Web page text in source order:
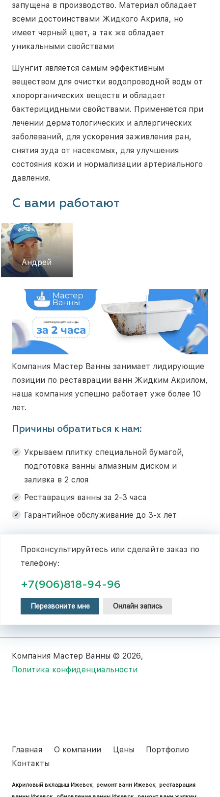
запущена в производство. Материал обладает
всеми достоинствами Жидкого Акрила, но
имеет черный цвет, а так же обладает
уникальными свойствами
Шунгит является самым эффективным
веществом для очистки водопроводной воды от
хлорорганических веществ и обладает
бактерицидными свойствами. Применяется при
лечении дерматологических и аллергических
заболеваний, для ускорения заживления ран,
снятия зуда от насекомых, для улучшения
состояния кожи и нормализации артериального
давления.
С вами работают
Андрей
Компания Мастер Ванны занимает лидирующие
позиции по реставрации ванн Жидким Акрилом,
наша компания успешно работает уже более 10
лет.
Причины обратиться к нам:
Укрываем плитку специальной бумагой,
подготовка ванны алмазным диском и
заливка в 2 слоя
Реставрация ванны за 2-3 часа
Гарантийное обслуживание до 3-х лет
Проконсультируйтесь или сделайте заказ по
телефону:
+7(906)818-94-96
Перезвоните мне Онлайн запись
Компания Мастер Ванны © 2026,
Политика конфиденциальности
Главная О компании Цены
Портфолио
Контакты
Акриловый вкладыш Ижевск, ремонт ванн Ижевск, реставрация